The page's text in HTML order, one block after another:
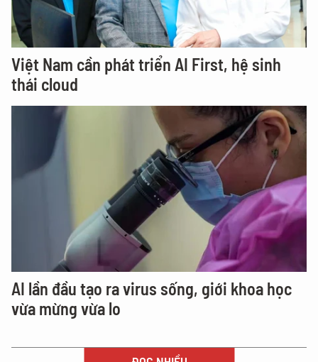
Việt Nam cần phát triển AI First, hệ sinh
thái cloud
AI lần đầu tạo ra virus sống, giới khoa học
vừa mừng vừa lo